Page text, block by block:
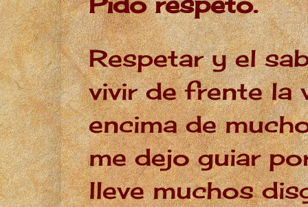
Respetar y el
vivir de frente la
encima de
me dejo guiar
lleve muchos